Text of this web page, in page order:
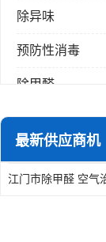
除异味
预防性消毒
除甲醛
最新供应商机